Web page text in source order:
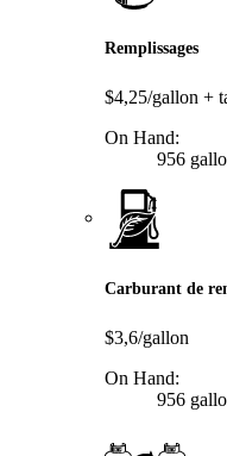
Remplissages
$4,25/gallon +
On Hand:
956
Carburant de
$3,6/gallon
On Hand:
956